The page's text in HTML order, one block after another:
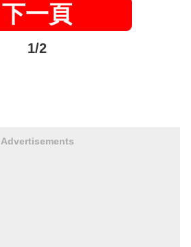
下一頁
1/2
Advertisements